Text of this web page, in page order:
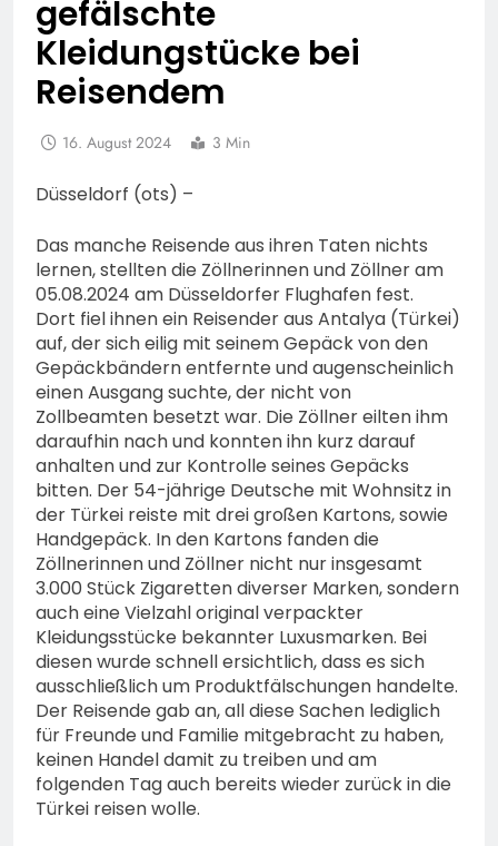
gefälschte
Kleidungstücke bei
Reisendem
16. August 2024 3 Min
Düsseldorf (ots) –
Das manche Reisende aus ihren Taten nichts
lernen, stellten die Zöllnerinnen und Zöllner am
05.08.2024 am Düsseldorfer Flughafen fest.
Dort fiel ihnen ein Reisender aus Antalya (Türkei)
auf, der sich eilig mit seinem Gepäck von den
Gepäckbändern entfernte und augenscheinlich
einen Ausgang suchte, der nicht von
Zollbeamten besetzt war. Die Zöllner eilten ihm
daraufhin nach und konnten ihn kurz darauf
anhalten und zur Kontrolle seines Gepäcks
bitten. Der 54-jährige Deutsche mit Wohnsitz in
der Türkei reiste mit drei großen Kartons, sowie
Handgepäck. In den Kartons fanden die
Zöllnerinnen und Zöllner nicht nur insgesamt
3.000 Stück Zigaretten diverser Marken, sondern
auch eine Vielzahl original verpackter
Kleidungsstücke bekannter Luxusmarken. Bei
diesen wurde schnell ersichtlich, dass es sich
ausschließlich um Produktfälschungen handelte.
Der Reisende gab an, all diese Sachen lediglich
für Freunde und Familie mitgebracht zu haben,
keinen Handel damit zu treiben und am
folgenden Tag auch bereits wieder zurück in die
Türkei reisen wolle.